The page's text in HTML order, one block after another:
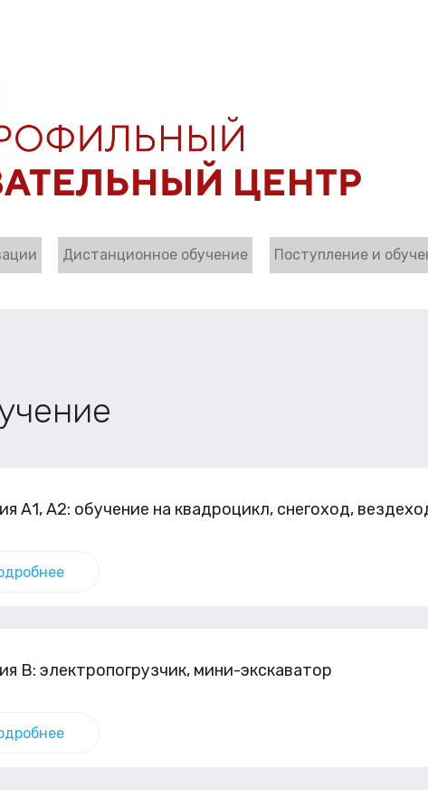
Дистанционное обучение Поступление и
А1, А2: обучение на квадроцикл, снегоход,
В: электропогрузчик, мини-экскаватор